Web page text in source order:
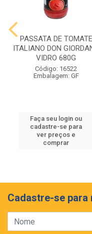
PASSATA DE TOMATE
ITALIANO DON
VIDRO 680G
Código: 16522
Embalagem: GF
Faça seu login ou
cadastre-se para
ver preços e
comprar
Cadastre-se